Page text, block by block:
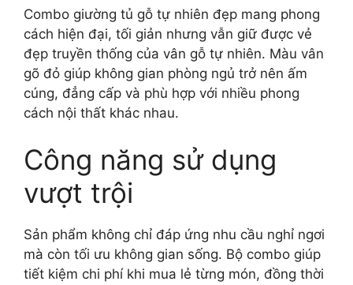
Combo giường tủ gỗ tự nhiên đẹp mang phong
cách hiện đại, tối giản nhưng vẫn giữ được vẻ
đẹp truyền thống của vân gỗ tự nhiên. Màu vân
gõ đỏ giúp không gian phòng ngủ trở nên ấm
cúng, đẳng cấp và phù hợp với nhiều phong
cách nội thất khác nhau.
Công năng sử dụng
vượt trội
Sản phẩm không chỉ đáp ứng nhu cầu nghỉ ngơi
mà còn tối ưu không gian sống. Bộ combo giúp
tiết kiệm chi phí khi mua lẻ từng món, đồng thời